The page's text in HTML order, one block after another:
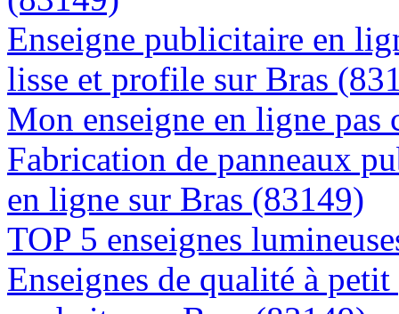
Enseigne publicitaire en
lisse et profile sur Bras
Mon enseigne en ligne pas
Fabrication de panneaux
en ligne sur Bras (83149)
TOP 5 enseignes
Enseignes de qualité à